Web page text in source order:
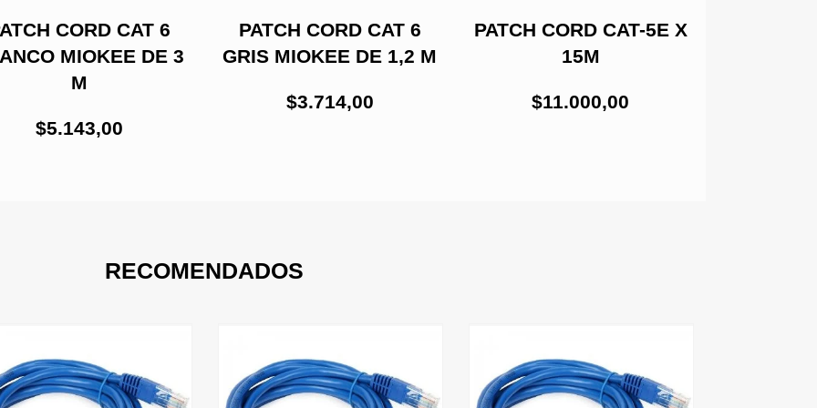
CORD CAT 6
MIOKEE DE 3
M
$5.143,00
PATCH CORD CAT 6
GRIS MIOKEE DE 1,2 M
$3.714,00
PATCH CORD CAT-5E X
15M
$11.000,00
RECOMENDADOS